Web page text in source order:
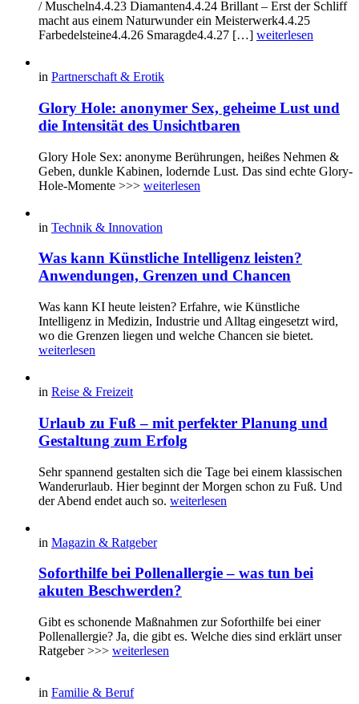
/ Muscheln4.4.23 Diamanten4.4.24 Brillant – Erst der Schliff
macht aus einem Naturwunder ein Meisterwerk4.4.25
Farbedelsteine4.4.26 Smaragde4.4.27 […] weiterlesen
in Partnerschaft & Erotik
Glory Hole: anonymer Sex, geheime Lust und
die Intensität des Unsichtbaren
Glory Hole Sex: anonyme Berührungen, heißes Nehmen &
Geben, dunkle Kabinen, lodernde Lust. Das sind echte Glory-
Hole-Momente >>> weiterlesen
in Technik & Innovation
Was kann Künstliche Intelligenz leisten?
Anwendungen, Grenzen und Chancen
Was kann KI heute leisten? Erfahre, wie Künstliche
Intelligenz in Medizin, Industrie und Alltag eingesetzt wird,
wo die Grenzen liegen und welche Chancen sie bietet.
weiterlesen
in Reise & Freizeit
Urlaub zu Fuß – mit perfekter Planung und
Gestaltung zum Erfolg
Sehr spannend gestalten sich die Tage bei einem klassischen
Wanderurlaub. Hier beginnt der Morgen schon zu Fuß. Und
der Abend endet auch so. weiterlesen
in Magazin & Ratgeber
Soforthilfe bei Pollenallergie – was tun bei
akuten Beschwerden?
Gibt es schonende Maßnahmen zur Soforthilfe bei einer
Pollenallergie? Ja, die gibt es. Welche dies sind erklärt unser
Ratgeber >>> weiterlesen
in Familie & Beruf